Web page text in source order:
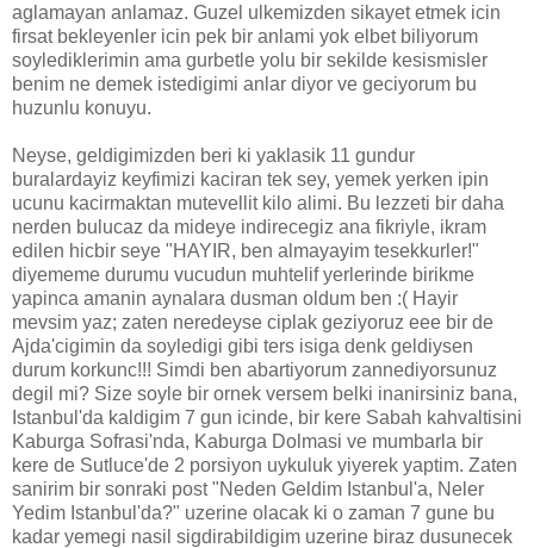
aglamayan anlamaz. Guzel ulkemizden sikayet etmek icin
firsat bekleyenler icin pek bir anlami yok elbet biliyorum
soylediklerimin ama gurbetle yolu bir sekilde kesismisler
benim ne demek istedigimi anlar diyor ve geciyorum bu
huzunlu konuyu.
Neyse, geldigimizden beri ki yaklasik 11 gundur
buralardayiz keyfimizi kaciran tek sey, yemek yerken ipin
ucunu kacirmaktan mutevellit kilo alimi. Bu lezzeti bir daha
nerden bulucaz da mideye indirecegiz ana fikriyle, ikram
edilen hicbir seye "HAYIR, ben almayayim tesekkurler!"
diyememe durumu vucudun muhtelif yerlerinde birikme
yapinca amanin aynalara dusman oldum ben :( Hayir
mevsim yaz; zaten neredeyse ciplak geziyoruz eee bir de
Ajda'cigimin da soyledigi gibi ters isiga denk geldiysen
durum korkunc!!! Simdi ben abartiyorum zannediyorsunuz
degil mi? Size soyle bir ornek versem belki inanirsiniz bana,
Istanbul'da kaldigim 7 gun icinde, bir kere Sabah kahvaltisini
Kaburga Sofrasi'nda, Kaburga Dolmasi ve mumbarla bir
kere de Sutluce'de 2 porsiyon uykuluk yiyerek yaptim. Zaten
sanirim bir sonraki post "Neden Geldim Istanbul'a, Neler
Yedim Istanbul'da?" uzerine olacak ki o zaman 7 gune bu
kadar yemegi nasil sigdirabildigim uzerine biraz dusunecek